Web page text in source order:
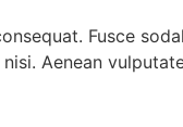
Fusce
Aenean